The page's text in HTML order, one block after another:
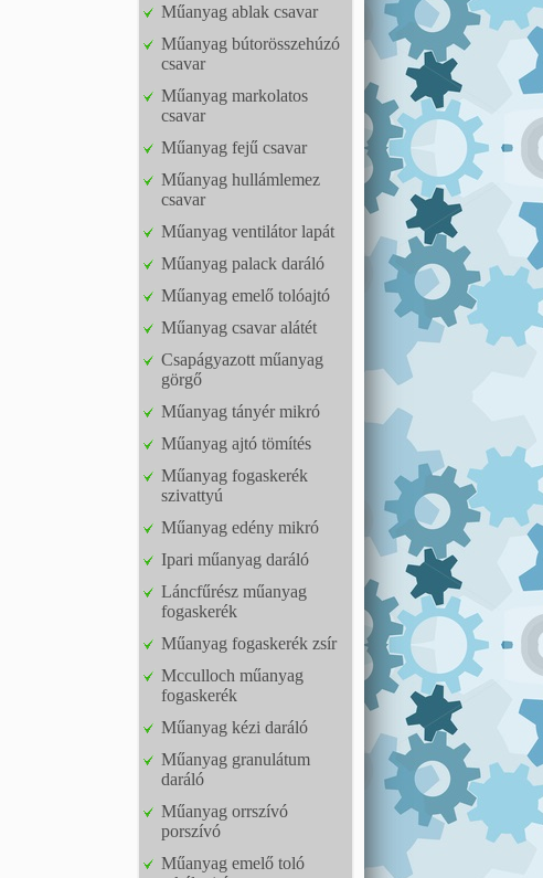
Műanyag ablak csavar
Műanyag bútorösszehúzó
csavar
Műanyag markolatos
csavar
Műanyag fejű csavar
Műanyag hullámlemez
csavar
Műanyag ventilátor lapát
Műanyag palack daráló
Műanyag emelő tolóajtó
Műanyag csavar alátét
Csapágyazott műanyag
görgő
Műanyag tányér mikró
Műanyag ajtó tömítés
Műanyag fogaskerék
szivattyú
Műanyag edény mikró
Ipari műanyag daráló
Láncfűrész műanyag
fogaskerék
Műanyag fogaskerék zsír
Mcculloch műanyag
fogaskerék
Műanyag kézi daráló
Műanyag granulátum
daráló
Műanyag orrszívó
porszívó
Műanyag emelő toló